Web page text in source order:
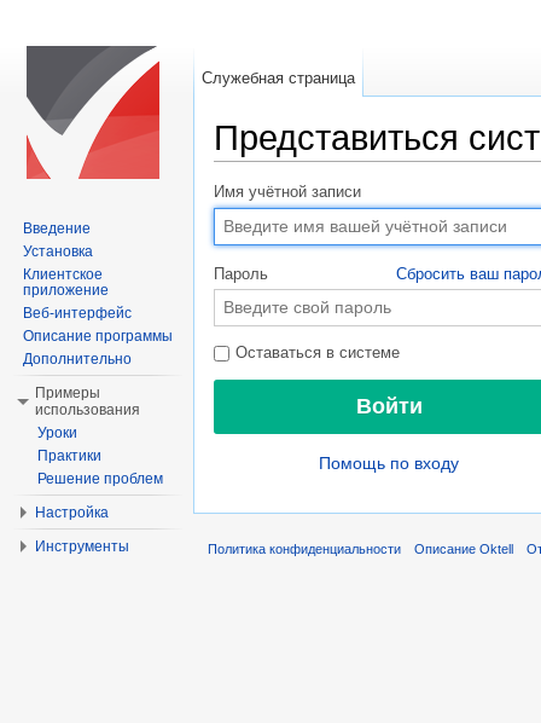
Представиться
Имя учётной записи
Пароль Сбросить ваш
Оставаться в системе
Помощь по входу
Служебная страница
Введение
Установка
Клиентское
приложение
Веб-интерфейс
Описание программы
Дополнительно
Примеры
использования
Уроки
Практики
Решение проблем
Настройка
Инструменты
Политика конфиденциальности Описание Oktell